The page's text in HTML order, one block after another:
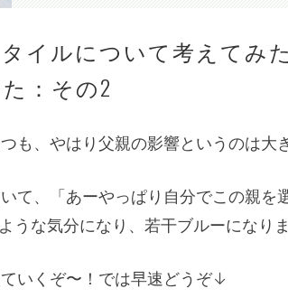
イルについて考えてみ
：その2
も、やはり父親の影響というのは大
て、「あーやっぱり自分でこの親を
うな気分になり、若干ブルーになりま
いくぞ〜！では早速どうぞ↓